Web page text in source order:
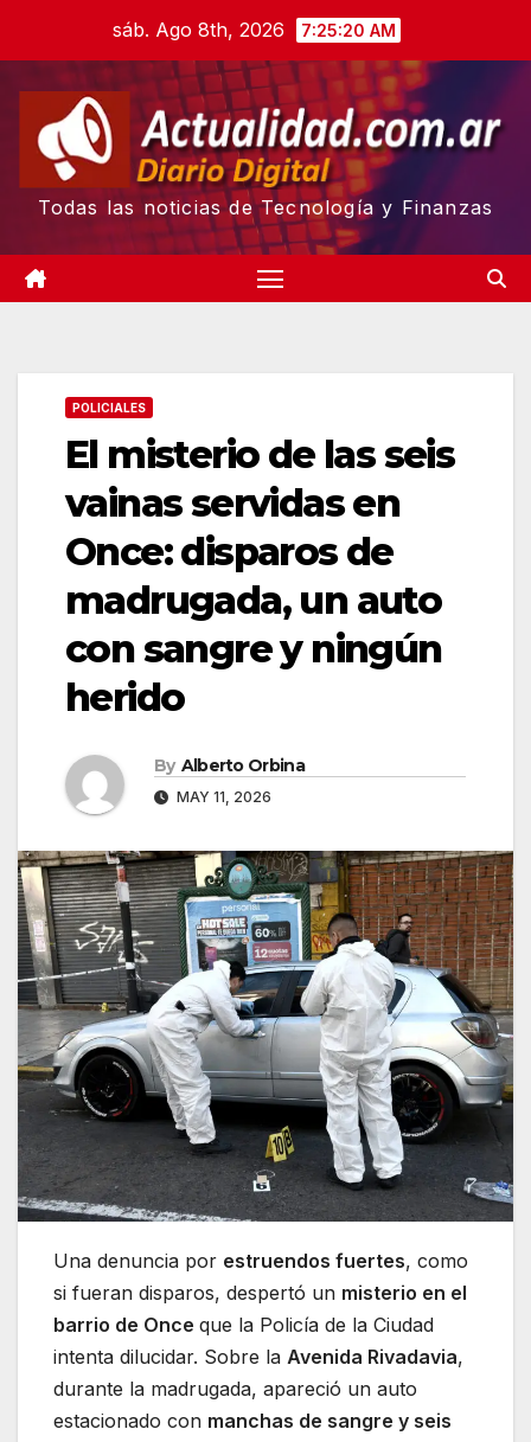
content
sáb. Ago 8th, 2026 7:25:20 AM
Todas las noticias de Tecnología y Finanzas
POLICIALES
El misterio de las seis
vainas servidas en
Once: disparos de
madrugada, un auto
con sangre y ningún
herido
By Alberto Orbina
MAY 11, 2026
Una denuncia por estruendos fuertes, como
si fueran disparos, despertó un misterio en el
barrio de Once que la Policía de la Ciudad
intenta dilucidar. Sobre la Avenida Rivadavia,
durante la madrugada, apareció un auto
estacionado con manchas de sangre y seis